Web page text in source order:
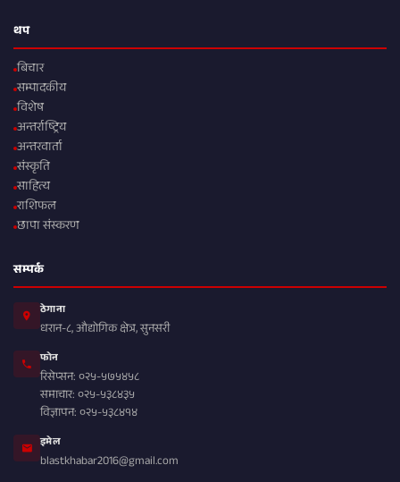
थप
बिचार
सम्पादकीय
विशेष
अन्तर्राष्ट्रिय
अन्तरवार्ता
संस्कृति
साहित्य
राशिफल
छापा संस्करण
सम्पर्क
ठेगाना
धरान-८, औद्योगिक क्षेत्र, सुनसरी
फोन
रिसेप्सन: ०२५-५७५४५८
समाचार: ०२५-५३८४३५
विज्ञापन: ०२५-५३८४१४
इमेल
blastkhabar2016@gmail.com